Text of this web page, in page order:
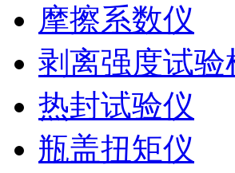
摩擦系数仪
剥离强度试验
热封试验仪
瓶盖扭矩仪